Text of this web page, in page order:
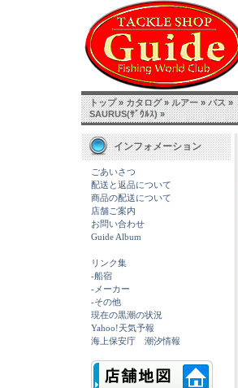
トップ»カタログ»ルアー»バス»
SAURUS(ｻﾞｳﾙｽ)»
インフォメーション
ごあいさつ
配送と返品について
商品の配送について
店舗ご案内
お問い合わせ
Guide Album
リンク集
-船宿
-メーカー
-その他
現在の黒潮の状況
Yahoo!天気予報
海上保安庁 潮汐情報